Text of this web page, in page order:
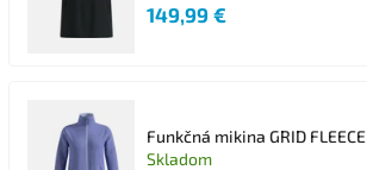
149,99 €
Funkčná mikina GRID FLEECE
Skladom